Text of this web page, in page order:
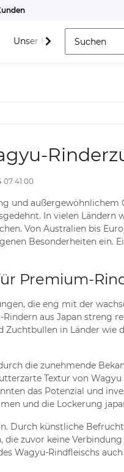
Unser Hof
07:41:00
außergewöhnlichem
In vielen Ländern
Von Australien bis
Besonderheiten ein.
Premium-
die eng mit der
aus Japan streng
in Länder wie
die zunehmende
Textur von
das Potenzial und
und die Lockerung
Durch künstliche
zuvor keine
Wagyu-Rindfleischs